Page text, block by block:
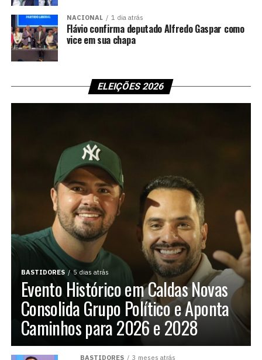
NACIONAL 1 dia atrás
Flávio confirma deputado Alfredo Gaspar como
vice em sua chapa
ELEIÇÕES 2026
BASTIDORES 5 dias atrás
Evento Histórico em Caldas Novas
Consolida Grupo Político e Aponta
Caminhos para 2026 e 2028
BASTIDORES 3 meses atrás